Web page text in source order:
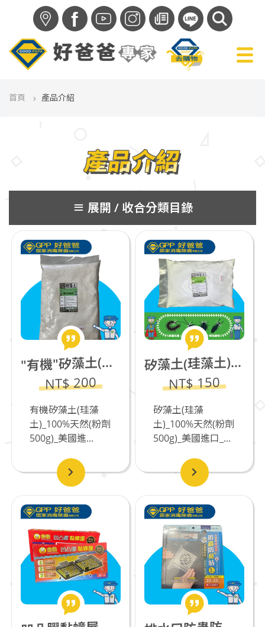
f
首頁 產品介紹
產品介紹
分類目錄
"有機"矽藻土(珪藻土)_100%天然(粉劑500g)_美國進口
NT$ 200
有機矽藻土(珪藻
土)_100%天然(粉劑
500g)_美國進...
矽藻土(珪藻土)_100%天然(粉劑500g)_美國進口
NT$ 150
矽藻土(珪藻
土)_100%天然(粉劑
500g)_美國進口_...